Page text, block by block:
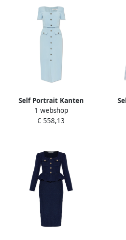
Self Portrait Kanten
Kristalversierde Midi Jurk
Blue Dames
1 webshop
€ 558,13